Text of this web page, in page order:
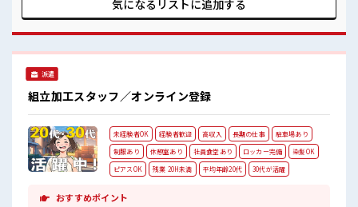
場の雰囲気 分からないことも聞きやすいアットホームな職
広くてキレイな社員食堂あり♪ キバツ過ぎはNGですが髪のカ
ラーOK！
気になるリストに追加する
派遣
組立加工スタッフ／オンライン登録
未経験者OK 経験者歓迎 高収入 長期の仕事
駐車場あり
制服あり
休憩室あり 社員食堂あり ロッカー完備
染髪OK
ピアスOK
残業 20H未満 平均年齢20代 30代が活躍
おすすめポイント